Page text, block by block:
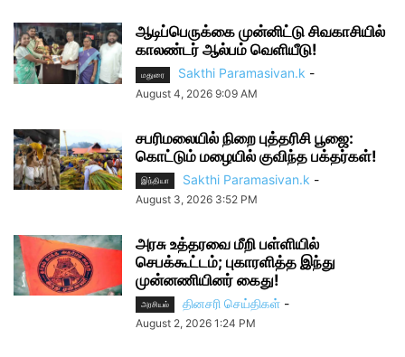
ஆடிப்பெருக்கை முன்னிட்டு சிவகாசியில்
காலண்டர் ஆல்பம் வெளியீடு!
மதுரை Sakthi Paramasivan.k -
August 4, 2026 9:09 AM
சபரிமலையில் நிறை புத்தரிசி பூஜை:
கொட்டும் மழையில் குவிந்த பக்தர்கள்!
இந்தியா Sakthi Paramasivan.k -
August 3, 2026 3:52 PM
அரசு உத்தரவை மீறி பள்ளியில்
செபக்கூட்டம்; புகாரளித்த இந்து
முன்னணியினர் கைது!
அரசியல் தினசரி செய்திகள் -
August 2, 2026 1:24 PM